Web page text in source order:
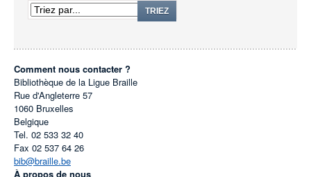
TRIEZ
Comment nous contacter ?
Bibliothèque de la Ligue Braille
Rue d'Angleterre 57
1060 Bruxelles
Belgique
Tel. 02 533 32 40
Fax 02 537 64 26
bib@braille.be
À propos de nous